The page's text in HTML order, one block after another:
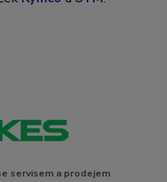
servisem a prodejem